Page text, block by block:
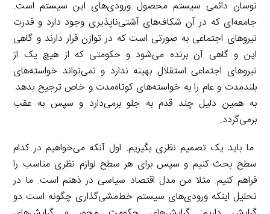
نوسان دائمی سیستم محصول ورودی‌های این سیستم است.
جامعه‌ای که در آن شکاف‌های آشتی‌ناپذیری وجود دارد و قدرت
نیروهای اجتماعی به صورتی است که در توازن قرار دارند و گاهی
این و گاهی آن برنده می‌شود و حکومتی که از هیچ یک از
نیروهای اجتماعی استقلال بهینه ندارد و نمی‌تواند خواسته‌های
بلندمدت و عام را به خواسته‌های کوتاه‌مدت و خاص ترجیح بدهد.
به همین دلیل چند قدم به جلو برمی‌دارد و سپس به عقب
برمی‌گردد.
ما باید یک تصمیم نظری بگیریم. اول آنکه می‌خواهیم در کدام
سطح بحث کنیم و سپس برای هر سطح لوازم نظری مناسب را
فراهم کنیم. مثلا من مدل اقتصاد سیاسی در ذهنم است. ما در
تحلیل اینکه ورودی‌های سیستم خط‌مشی‌گذاری چگونه است دو